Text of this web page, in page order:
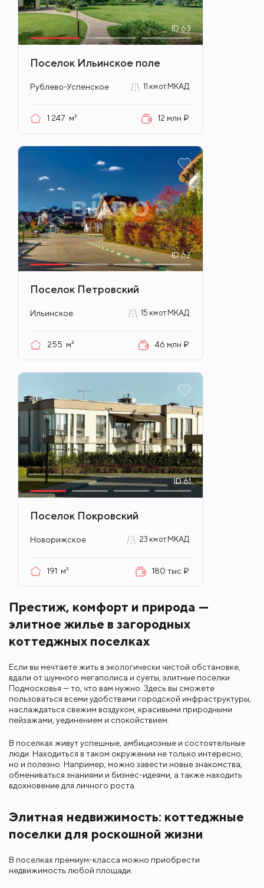
ID63
Поселок Ильинское поле
Рублево-Успенское 11 км от МКАД
1 247 м² 12 млн ₽
ID62
Поселок Петровский
Ильинское 15 км от МКАД
255 м² 46 млн ₽
ID61
Поселок Покровский
Новорижское 23 км от МКАД
191 м² 180 тыс ₽
Престиж, комфорт и природа —
элитное жилье в загородных
коттеджных поселках
Если вы мечтаете жить в экологически чистой обстановке,
вдали от шумного мегаполиса и суеты, элитные поселки
Подмосковья — то, что вам нужно. Здесь вы сможете
пользоваться всеми удобствами городской инфраструктуры,
наслаждаться свежим воздухом, красивыми природными
пейзажами, уединением и спокойствием.
В поселках живут успешные, амбициозные и состоятельные
люди. Находиться в таком окружении не только интересно,
но и полезно. Например, можно завести новые знакомства,
обмениваться знаниями и бизнес-идеями, а также находить
вдохновение для личного роста.
Элитная недвижимость: коттеджные
поселки для роскошной жизни
В поселках премиум-класса можно приобрести
недвижимость любой площади.